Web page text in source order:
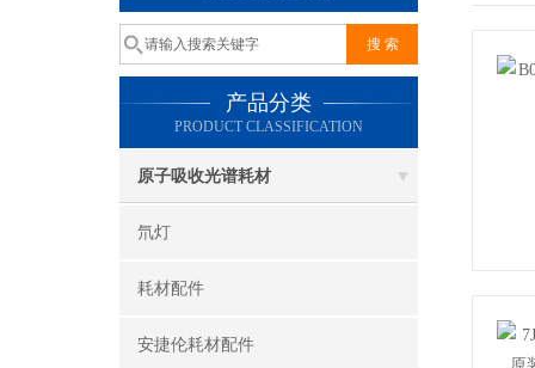
产品分类
PRODUCT CLASSIFICATION
原子吸收光谱耗材
氘灯
耗材配件
安捷伦耗材配件